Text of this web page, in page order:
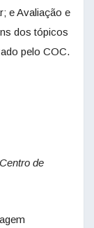
e Avaliação e
dos tópicos
pelo COC.
de